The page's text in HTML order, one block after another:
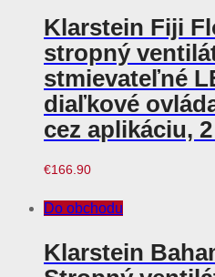
Klarstein Fiji
stropný
stmievateľné
diaľkové
cez aplikáciu,
€166.90
Do obchodu
Klarstein